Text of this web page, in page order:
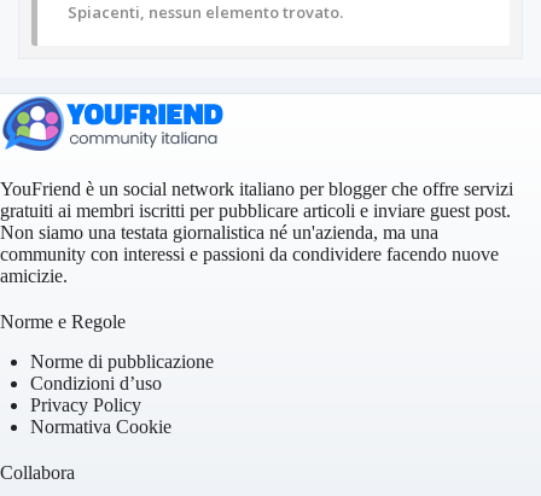
Spiacenti, nessun elemento trovato.
YouFriend è un social network italiano per blogger che offre servizi
gratuiti ai membri iscritti per pubblicare articoli e inviare guest post.
Non siamo una testata giornalistica né un'azienda, ma una
community con interessi e passioni da condividere facendo nuove
amicizie.
Norme e Regole
Norme di pubblicazione
Condizioni d’uso
Privacy Policy
Normativa Cookie
Collabora